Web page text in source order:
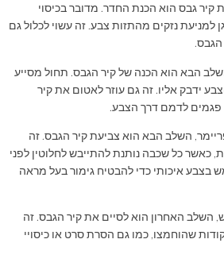
קיר גבס הוא הכנת החדר. מדובר בכיסוי
למניעת נזקים מהתזות צבע. זה עשוי לכלול גם
הגבס.
הבא הוא הכנה של קיר הגבס. תחול מסייע
ידבק אליו. זה גם עוזר לאטום את קיר
פגמים לדמם דרך הצבע.
השלב הבא הוא צביעת קיר הגבס. זה
כאשר כל שכבה נותנת להתייבש לחלוטין לפני
איכותי כדי להבטיח גימור בעל מראה
השלב האחרון הוא לסיים את קיר הגבס. זה
שהוחמצו, כמו גם הסרת סרט או כיסויי